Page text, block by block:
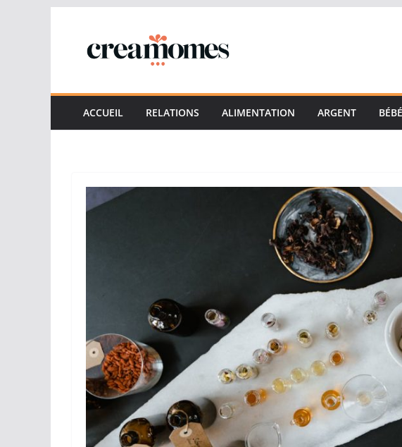
contenu
ACCUEIL RELATIONS ALIMENTATION ARGENT BÉBÉ